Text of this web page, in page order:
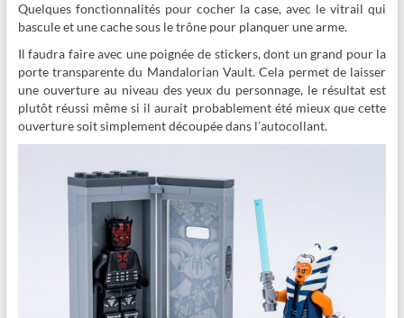
Quelques fonctionnalités pour cocher la case, avec le vitrail qui
bascule et une cache sous le trône pour planquer une arme.
Il faudra faire avec une poignée de stickers, dont un grand pour la
porte transparente du Mandalorian Vault. Cela permet de laisser
une ouverture au niveau des yeux du personnage, le résultat est
plutôt réussi même si il aurait probablement été mieux que cette
ouverture soit simplement découpée dans l’autocollant.